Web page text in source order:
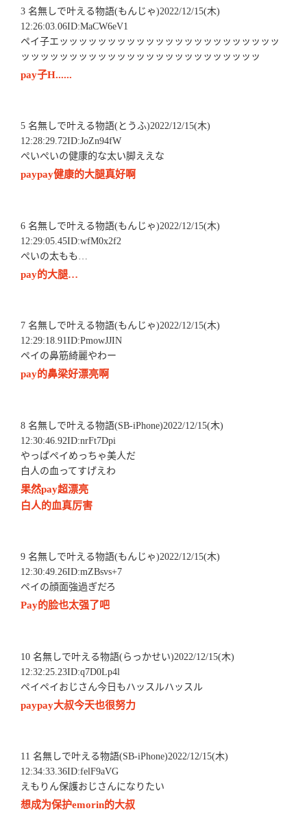
3 名無しで叶える物語(もんじゃ)2022/12/15(木)
12:26:03.06ID:MaCW6eV1
ペイ子エッッッッッッッッッッッッッッッッッッッッッッッ
ッッッッッッッッッッッッッッッッッッッッッッッッッ
pay子H......
5 名無しで叶える物語(とうふ)2022/12/15(木)
12:28:29.72ID:JoZn94fW
ぺいぺいの健康的な太い脚ええな
paypay健康的大腿真好啊
6 名無しで叶える物語(もんじゃ)2022/12/15(木)
12:29:05.45ID:wfM0x2f2
ぺいの太もも…
pay的大腿…
7 名無しで叶える物語(もんじゃ)2022/12/15(木)
12:29:18.91ID:PmowJJIN
ペイの鼻筋綺麗やわー
pay的鼻梁好漂亮啊
8 名無しで叶える物語(SB-iPhone)2022/12/15(木)
12:30:46.92ID:nrFt7Dpi
やっぱペイめっちゃ美人だ
白人の血ってすげえわ
果然pay超漂亮
白人的血真厉害
9 名無しで叶える物語(もんじゃ)2022/12/15(木)
12:30:49.26ID:mZBsvs+7
ペイの顔面強過ぎだろ
Pay的脸也太强了吧
10 名無しで叶える物語(らっかせい)2022/12/15(木)
12:32:25.23ID:q7D0Lp4l
ペイペイおじさん今日もハッスルハッスル
paypay大叔今天也很努力
11 名無しで叶える物語(SB-iPhone)2022/12/15(木)
12:34:33.36ID:felF9aVG
えもりん保護おじさんになりたい
想成为保护emorin的大叔